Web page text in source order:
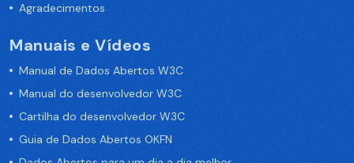
Agradecimentos
Manuais e Vídeos
Manual de Dados Abertos W3C
Manual do desenvolvedor W3C
Cartilha do desenvolvedor W3C
Guia de Dados Abertos OKFN